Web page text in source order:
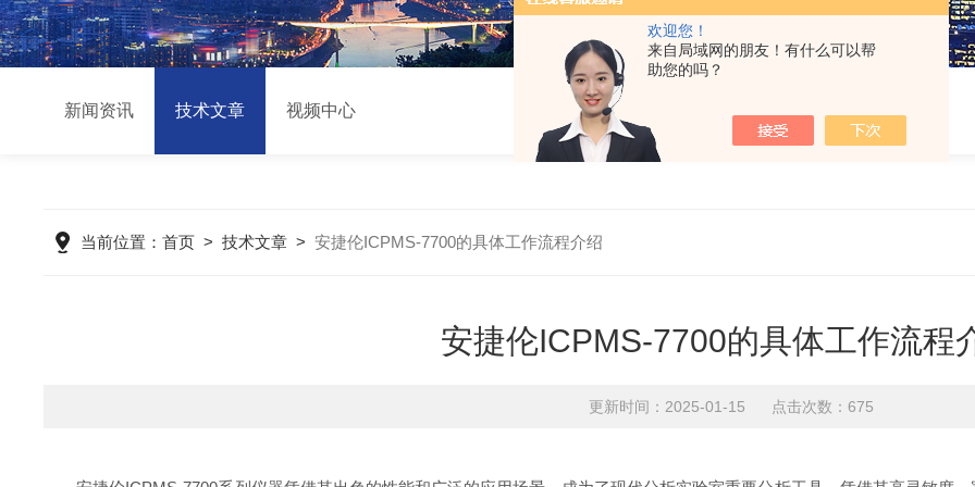
欢迎您！
来自局域网的朋友！有什么可以帮
助您的吗？
新闻资讯 技术文章 视频中心
当前位置：首页 >技术文章 >安捷伦ICPMS-7700的具体工作流程介绍
安捷伦ICPMS-7700的具体工作流程
更新时间：2025-01-15 点击次数：675